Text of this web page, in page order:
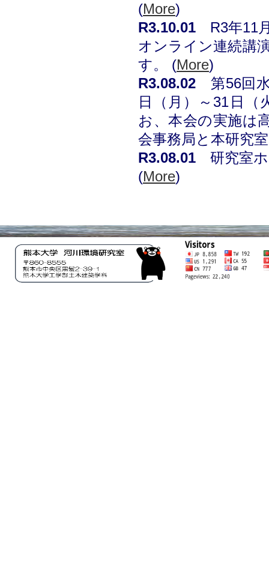
(More)
R3.10.01 R3年11
オンライン連続講
す。 (More)
R3.08.02 第56回
日（月）～31日
お、本会の実施は
会事務局と本研究
R3.08.01 研究室ホ
(More)